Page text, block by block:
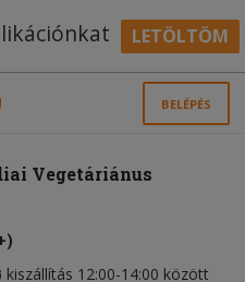
LETÖLTÖM
BELÉPÉS
Vegetáriánus
kiszállítás 12:00-14:00 között